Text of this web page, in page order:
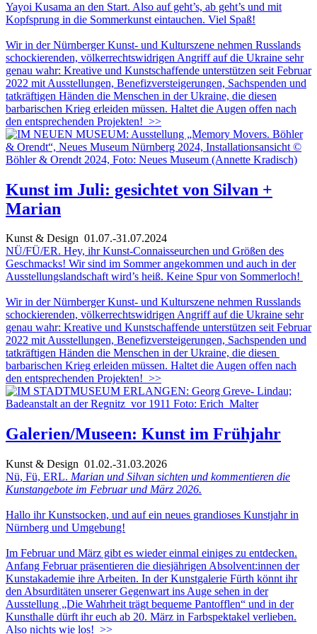
Yayoi Kusama an den Start. Also auf geht’s, ab geht’s und mit
Kopfsprung in die Sommerkunst eintauchen. Viel Spaß!
Wir in der Nürnberger Kunst- und Kulturszene nehmen Russlands
schockierenden, völkerrechtswidrigen Angriff auf die Ukraine sehr
genau wahr: Kreative und Kunstschaffende unterstützen seit Februar
2022 mit Ausstellungen, Benefizversteigerungen, Sachspenden und
tatkräftigen Händen die Menschen in der Ukraine, die diesen
barbarischen Krieg erleiden müssen. Haltet die Augen offen nach
den entsprechenden Projekten! >>
Kunst im Juli: gesichtet von Silvan +
Marian
Kunst & Design 01.07.-31.07.2024
NÜ/FÜ/ER. Hey, ihr Kunst-Connaisseurchen und Größen des
Geschmacks! Wir sind im Sommer angekommen und auch in der
Ausstellungslandschaft wird’s heiß. Keine Spur von Sommerloch!
Wir in der Nürnberger Kunst- und Kulturszene nehmen Russlands
schockierenden, völkerrechtswidrigen Angriff auf die Ukraine sehr
genau wahr: Kreative und Kunstschaffende unterstützen seit Februar
2022 mit Ausstellungen, Benefizversteigerungen, Sachspenden und
tatkräftigen Händen die Menschen in der Ukraine, die diesen
barbarischen Krieg erleiden müssen. Haltet die Augen offen nach
den entsprechenden Projekten! >>
Galerien/Museen: Kunst im Frühjahr
Kunst & Design 01.02.-31.03.2026
Nü, Fü, ERL. Marian und Silvan sichten und kommentieren die
Kunstangebote im Februar und März 2026.
Hallo ihr Kunstsocken, und auf ein neues grandioses Kunstjahr in
Nürnberg und Umgebung!
Im Februar und März gibt es wieder einmal einiges zu entdecken.
Anfang Februar präsentieren die diesjährigen Absolvent:innen der
Kunstakademie ihre Arbeiten. In der Kunstgalerie Fürth könnt ihr
den Absurditäten unserer Gegenwart ins Auge sehen in der
Ausstellung „Die Wahrheit trägt bequeme Pantofflen“ und in der
Kunsthalle dürft ihr euch ab 20. März in Farbspektakel verlieben.
Also nichts wie los! >>